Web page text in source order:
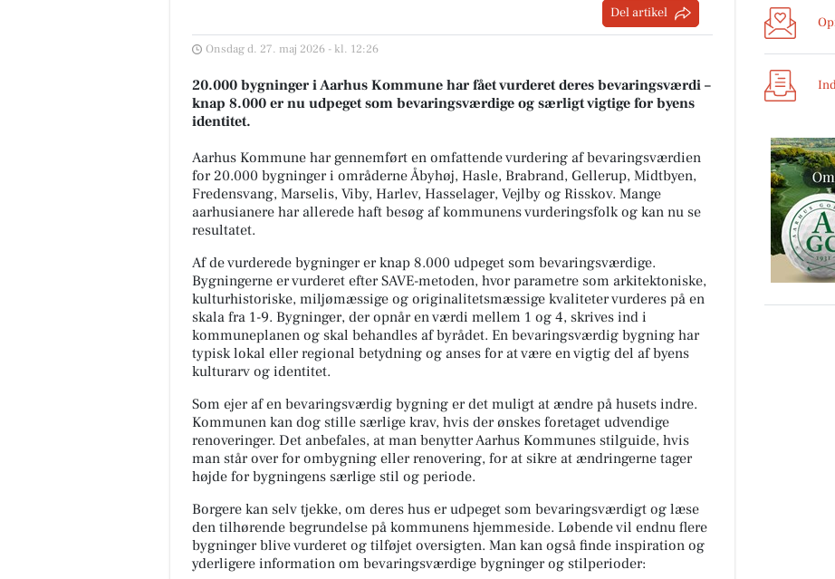
Del artikel
Onsdag d. 27. maj 2026 - kl. 12:26
20.000 bygninger i Aarhus Kommune har fået vurderet deres bevaringsværdi –
knap 8.000 er nu udpeget som bevaringsværdige og særligt vigtige for byens
identitet.
Aarhus Kommune har gennemført en omfattende vurdering af bevaringsværdien
for 20.000 bygninger i områderne Åbyhøj, Hasle, Brabrand, Gellerup, Midtbyen,
Fredensvang, Marselis, Viby, Harlev, Hasselager, Vejlby og Risskov. Mange
aarhusianere har allerede haft besøg af kommunens vurderingsfolk og kan nu se
resultatet.
Af de vurderede bygninger er knap 8.000 udpeget som bevaringsværdige.
Bygningerne er vurderet efter SAVE-metoden, hvor parametre som arkitektoniske,
kulturhistoriske, miljømæssige og originalitetsmæssige kvaliteter vurderes på en
skala fra 1-9. Bygninger, der opnår en værdi mellem 1 og 4, skrives ind i
kommuneplanen og skal behandles af byrådet. En bevaringsværdig bygning har
typisk lokal eller regional betydning og anses for at være en vigtig del af byens
kulturarv og identitet.
Som ejer af en bevaringsværdig bygning er det muligt at ændre på husets indre.
Kommunen kan dog stille særlige krav, hvis der ønskes foretaget udvendige
renoveringer. Det anbefales, at man benytter Aarhus Kommunes stilguide, hvis
man står over for ombygning eller renovering, for at sikre at ændringerne tager
højde for bygningens særlige stil og periode.
Borgere kan selv tjekke, om deres hus er udpeget som bevaringsværdigt og læse
den tilhørende begrundelse på kommunens hjemmeside. Løbende vil endnu flere
bygninger blive vurderet og tilføjet oversigten. Man kan også finde inspiration og
yderligere information om bevaringsværdige bygninger og stilperioder: